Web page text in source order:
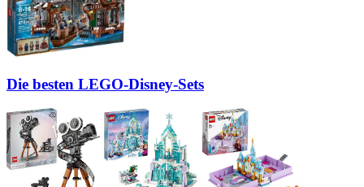
Die besten LEGO-Disney-Sets